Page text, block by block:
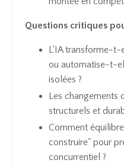
Questions critiques
L'IA transforme-t-
ou automatise-t-
isolées ?
Les changements
structurels et
Comment
construire" pour
concurrentiel ?